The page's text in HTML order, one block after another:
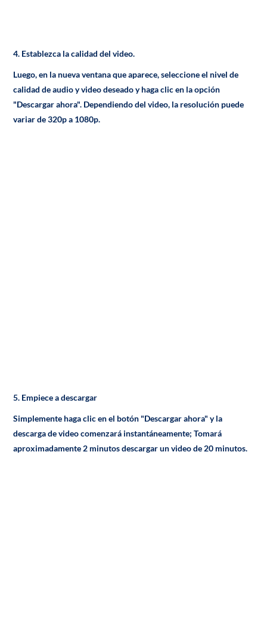
4. Establezca la calidad del video.
Luego, en la nueva ventana que aparece, seleccione el nivel de
calidad de audio y video deseado y haga clic en la opción
"Descargar ahora". Dependiendo del video, la resolución puede
variar de 320p a 1080p.
5. Empiece a descargar
Simplemente haga clic en el botón "Descargar ahora" y la
descarga de video comenzará instantáneamente; Tomará
aproximadamente 2 minutos descargar un video de 20 minutos.